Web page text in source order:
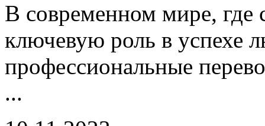
В современном мире, где
ключевую роль в успехе
профессиональные
...